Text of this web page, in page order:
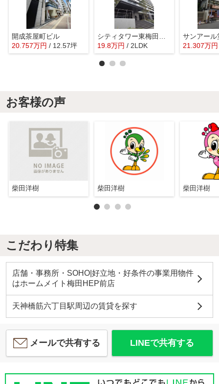
開成茶屋町ビル
20.757万円 / 12.57坪
19.8万円 / 2LDK
サンアール
21.307万円
お客様の声
柴田洋樹 柴田洋樹 柴田洋樹
こだわり特集
店舗・事務所・SOHO|好立地・好条件の事業用物件
はホームメイト梅田HEP前店
天神橋筋六丁目駅周辺の賃貸を探す
メールで共有する LINEで共有する